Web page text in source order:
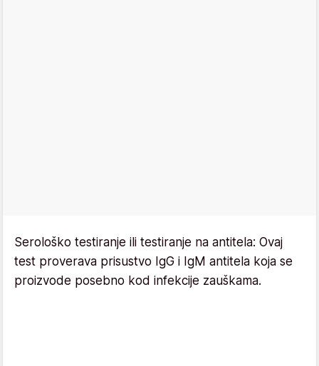
Serološko testiranje ili testiranje na antitela: Ovaj
test proverava prisustvo IgG i IgM antitela koja se
proizvode posebno kod infekcije zauškama.